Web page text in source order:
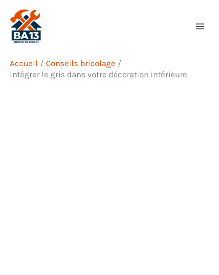
contenu
Accueil
Conseils bricolage
Intégrer le gris dans votre décoration intérieure
Rechercher